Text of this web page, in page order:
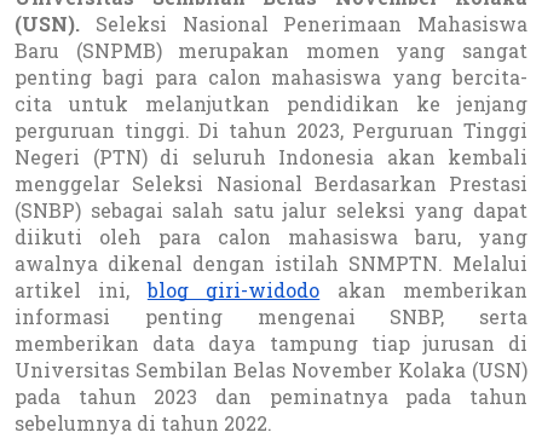
(USN). Seleksi Nasional Penerimaan Mahasiswa
Baru (SNPMB) merupakan momen yang sangat
penting bagi para calon mahasiswa yang bercita-
cita untuk melanjutkan pendidikan ke jenjang
perguruan tinggi. Di tahun 2023, Perguruan Tinggi
Negeri (PTN) di seluruh Indonesia akan kembali
menggelar Seleksi Nasional Berdasarkan Prestasi
(SNBP) sebagai salah satu jalur seleksi yang dapat
diikuti oleh para calon mahasiswa baru, yang
awalnya dikenal dengan istilah SNMPTN. Melalui
artikel ini,blog giri-widodo akan memberikan
informasi penting mengenai SNBP, serta
memberikan data daya tampung tiap jurusan di
Universitas Sembilan Belas November Kolaka (USN)
pada tahun 2023 dan peminatnya pada tahun
sebelumnya di tahun 2022.